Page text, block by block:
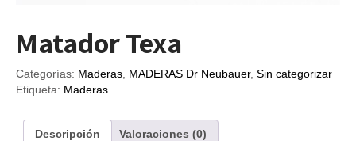
Matador Texa
Categorías: Maderas MADERAS Dr Neubauer, Sin categorizar
Etiqueta: Maderas
Descripción Valoraciones (0)